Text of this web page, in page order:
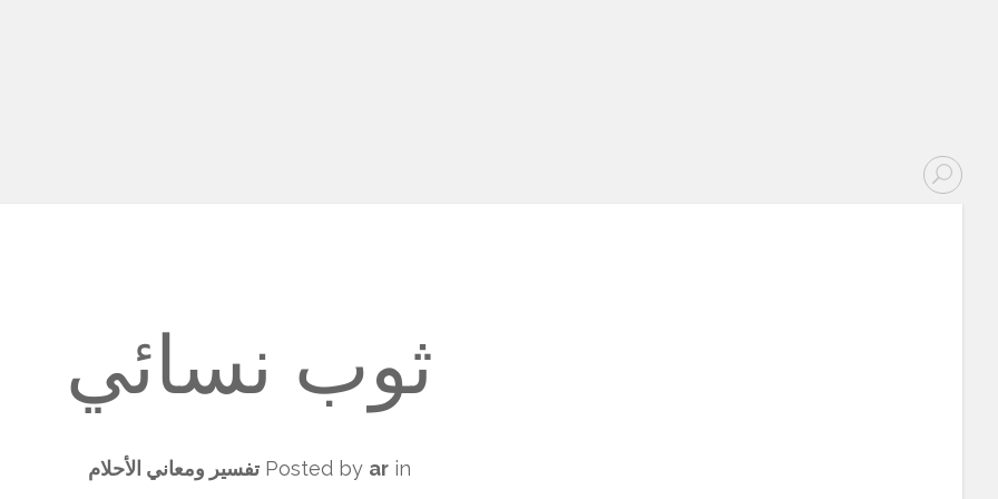
ثوب نسائي
Posted by ar in تفسير ومعاني الأحلام